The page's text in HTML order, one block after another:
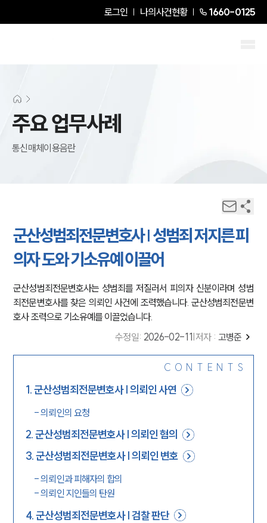
로그인 나의사건현황 1660-0125
주요 업무사례
통신매체이용음란
군산성범죄전문변호사 | 성범죄 저지른 피
의자 도와 기소유예 이끌어
군산성범죄전문변호사는 성범죄를 저질러서 피의자 신분이라며 성범
죄전문변호사를 찾은 의뢰인 사건에 조력했습니다. 군산성범죄전문변
호사 조력으로 기소유예를 이끌었습니다.
수정일: 2026-02-11 저자 : 고병준
CONTENTS
1.군산성범죄전문변호사 | 의뢰인 사연
-의뢰인의 요청
2.군산성범죄전문변호사 | 의뢰인 혐의
3.군산성범죄전문변호사 | 의뢰인 변호
-의뢰인과 피해자의 합의
-의뢰인 지인들의 탄원
4.군산성범죄전문변호사 | 검찰 판단